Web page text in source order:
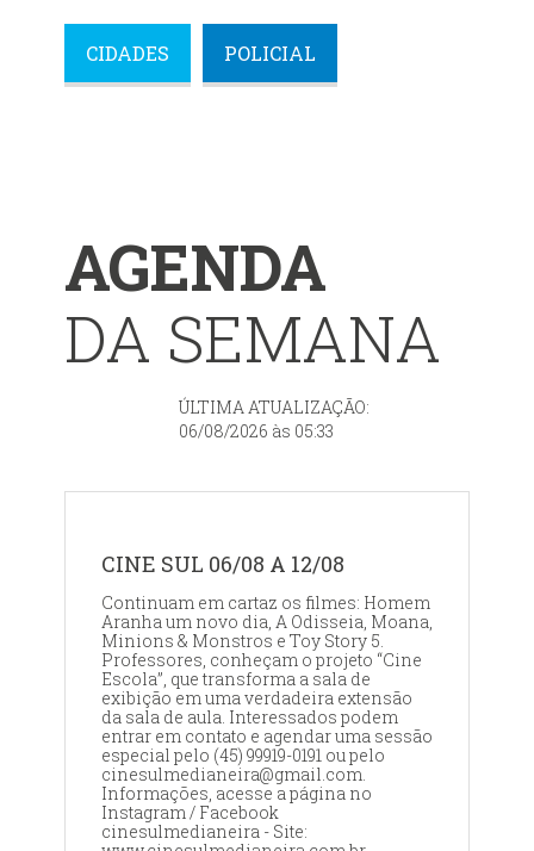
CIDADES POLICIAL
AGENDA
DA SEMANA
ÚLTIMA ATUALIZAÇÃO:
06/08/2026 às 05:33
CINE SUL 06/08 A 12/08
Continuam em cartaz os filmes: Homem
Aranha um novo dia, A Odisseia, Moana,
Minions & Monstros e Toy Story 5.
Professores, conheçam o projeto “Cine
Escola”, que transforma a sala de
exibição em uma verdadeira extensão
da sala de aula. Interessados podem
entrar em contato e agendar uma sessão
especial pelo (45) 99919-0191 ou pelo
cinesulmedianeira@gmail.com.
Informações, acesse a página no
Instagram / Facebook
cinesulmedianeira - Site: